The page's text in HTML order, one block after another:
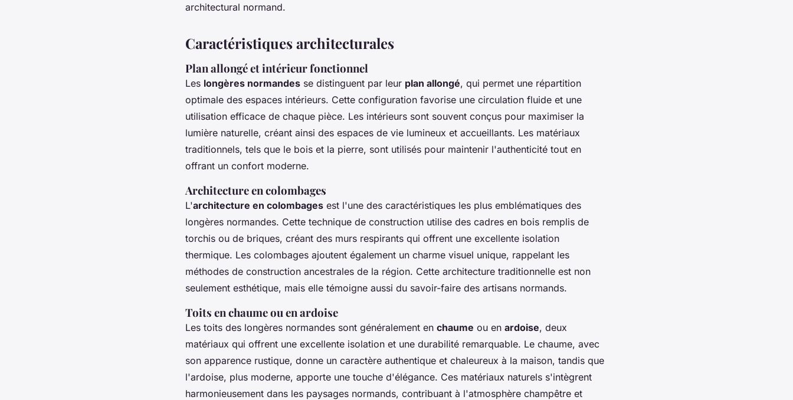
architectural normand.
Caractéristiques architecturales
Plan allongé et intérieur fonctionnel
Les longères normandes se distinguent par leur plan allongé, qui permet une répartition
optimale des espaces intérieurs. Cette configuration favorise une circulation fluide et une
utilisation efficace de chaque pièce. Les intérieurs sont souvent conçus pour maximiser la
lumière naturelle, créant ainsi des espaces de vie lumineux et accueillants. Les matériaux
traditionnels, tels que le bois et la pierre, sont utilisés pour maintenir l'authenticité tout en
offrant un confort moderne.
Architecture en colombages
L'architecture en colombages est l'une des caractéristiques les plus emblématiques des
longères normandes. Cette technique de construction utilise des cadres en bois remplis de
torchis ou de briques, créant des murs respirants qui offrent une excellente isolation
thermique. Les colombages ajoutent également un charme visuel unique, rappelant les
méthodes de construction ancestrales de la région. Cette architecture traditionnelle est non
seulement esthétique, mais elle témoigne aussi du savoir-faire des artisans normands.
Toits en chaume ou en ardoise
Les toits des longères normandes sont généralement en chaume ou en ardoise, deux
matériaux qui offrent une excellente isolation et une durabilité remarquable. Le chaume, avec
son apparence rustique, donne un caractère authentique et chaleureux à la maison, tandis que
l'ardoise, plus moderne, apporte une touche d'élégance. Ces matériaux naturels s'intègrent
harmonieusement dans les paysages normands, contribuant à l'atmosphère champêtre et